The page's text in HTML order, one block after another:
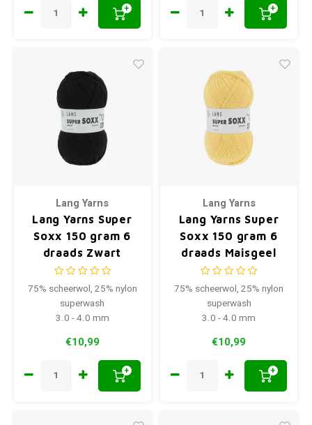
+ +
Lang Yarns
Lang Yarns Super
Soxx 150 gram 6
draads Zwart
75% scheerwol, 25% nylon
superwash
3.0 - 4.0 mm
€10,99
+
Lang Yarns
Lang Yarns Super
Soxx 150 gram 6
draads Maisgeel
75% scheerwol, 25% nylon
superwash
3.0 - 4.0 mm
€10,99
+